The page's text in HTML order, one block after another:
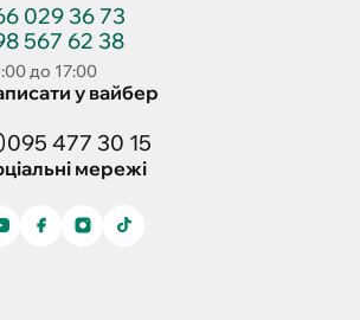
029 36 73
567 62 38
до 17:00
у вайбер
095 477 30 15
мережі